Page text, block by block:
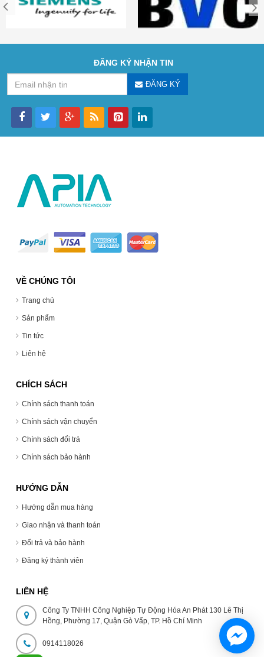
ĐĂNG KÝ NHẬN TIN
ĐĂNG KÝ
VỀ CHÚNG TÔI
Trang chủ
Sản phẩm
Tin tức
Liên hệ
CHÍCH SÁCH
Chính sách thanh toán
Chính sách vận chuyển
Chính sách đổi trả
Chính sách bảo hành
HƯỚNG DẪN
Hướng dẫn mua hàng
Giao nhận và thanh toán
Đổi trả và bảo hành
Đăng ký thành viên
LIÊN HỆ
Công Ty TNHH Công Nghiệp Tự Động Hóa An Phát 130 Lê Thị
Hồng, Phường 17, Quận Gò Vấp, TP. Hồ Chí Minh
0914118026